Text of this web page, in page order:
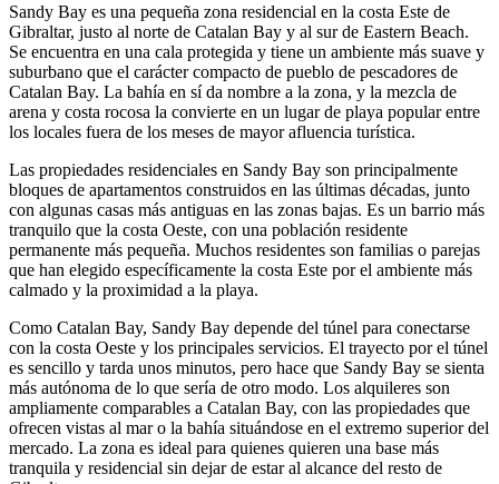
Sandy Bay es una pequeña zona residencial en la costa Este de
Gibraltar, justo al norte de Catalan Bay y al sur de Eastern Beach.
Se encuentra en una cala protegida y tiene un ambiente más suave y
suburbano que el carácter compacto de pueblo de pescadores de
Catalan Bay. La bahía en sí da nombre a la zona, y la mezcla de
arena y costa rocosa la convierte en un lugar de playa popular entre
los locales fuera de los meses de mayor afluencia turística.
Las propiedades residenciales en Sandy Bay son principalmente
bloques de apartamentos construidos en las últimas décadas, junto
con algunas casas más antiguas en las zonas bajas. Es un barrio más
tranquilo que la costa Oeste, con una población residente
permanente más pequeña. Muchos residentes son familias o parejas
que han elegido específicamente la costa Este por el ambiente más
calmado y la proximidad a la playa.
Como Catalan Bay, Sandy Bay depende del túnel para conectarse
con la costa Oeste y los principales servicios. El trayecto por el túnel
es sencillo y tarda unos minutos, pero hace que Sandy Bay se sienta
más autónoma de lo que sería de otro modo. Los alquileres son
ampliamente comparables a Catalan Bay, con las propiedades que
ofrecen vistas al mar o la bahía situándose en el extremo superior del
mercado. La zona es ideal para quienes quieren una base más
tranquila y residencial sin dejar de estar al alcance del resto de